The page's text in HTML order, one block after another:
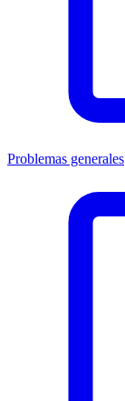
Problemas generales